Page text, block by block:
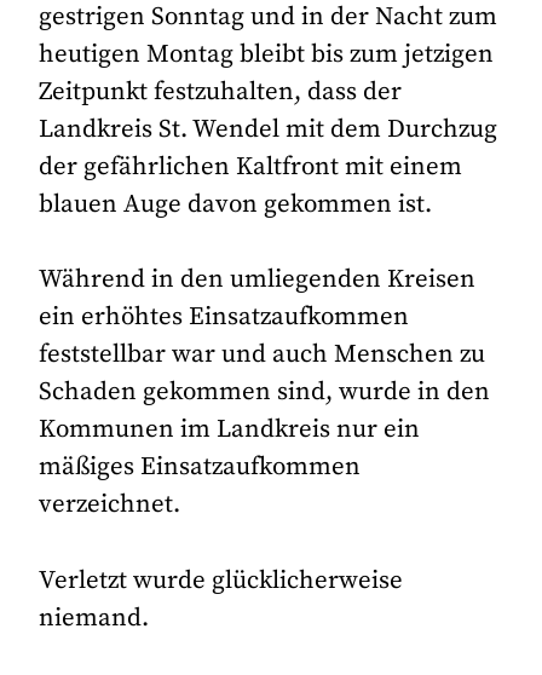
gestrigen Sonntag und in der Nacht zum
heutigen Montag bleibt bis zum jetzigen
Zeitpunkt festzuhalten, dass der
Landkreis St. Wendel mit dem Durchzug
der gefährlichen Kaltfront mit einem
blauen Auge davon gekommen ist.
Während in den umliegenden Kreisen
ein erhöhtes Einsatzaufkommen
feststellbar war und auch Menschen zu
Schaden gekommen sind, wurde in den
Kommunen im Landkreis nur ein
mäßiges Einsatzaufkommen
verzeichnet.
Verletzt wurde glücklicherweise
niemand.